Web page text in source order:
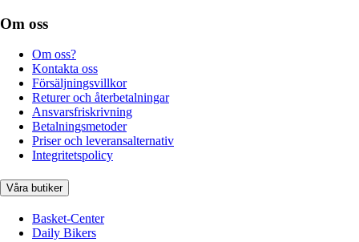
Om oss
Om oss?
Kontakta oss
Försäljningsvillkor
Returer och återbetalningar
Ansvarsfriskrivning
Betalningsmetoder
Priser och leveransalternativ
Integritetspolicy
Våra butiker
Basket-Center
Daily Bikers